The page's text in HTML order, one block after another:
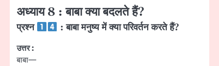
अध्याय 8 : बाबा क्या बदलते हैं?
प्रश्न : बाबा मनुष्य में क्या परिवर्तन करते हैं?
उत्तर :
बाबा—